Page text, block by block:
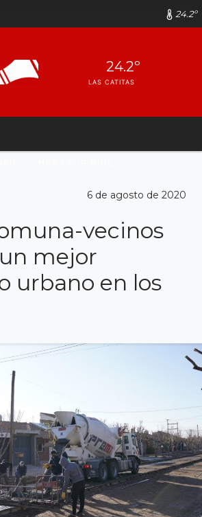
24.2º
24.2º
LAS CATITAS
6 de agosto de 2020
vecinos
mejor
urbano en los